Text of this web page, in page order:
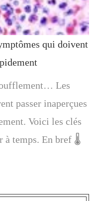
qui doivent
Les
passer inaperçues
Voici les clés
à temps. En bref 🌡️